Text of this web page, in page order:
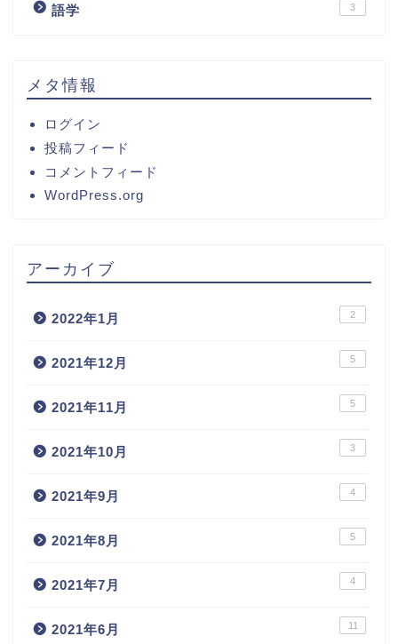
語学 3
メタ情報
ログイン
投稿フィード
コメントフィード
WordPress.org
アーカイブ
2022年1月 2
2021年12月 5
2021年11月 5
2021年10月 3
2021年9月 4
2021年8月 5
2021年7月 4
2021年6月 11